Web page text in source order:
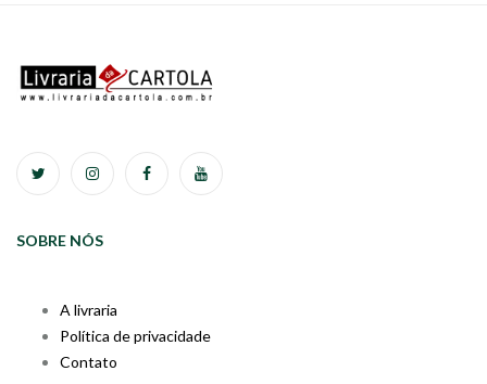
SOBRE NÓS
A livraria
Política de privacidade
Contato